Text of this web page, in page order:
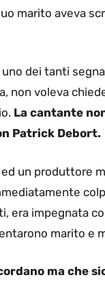
marito aveva
dei tanti
non voleva
La cantante
Patrick Debort.
un produttore
era impegnata
marito e
ma che